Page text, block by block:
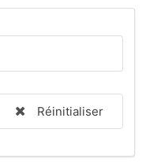
Réinitialiser